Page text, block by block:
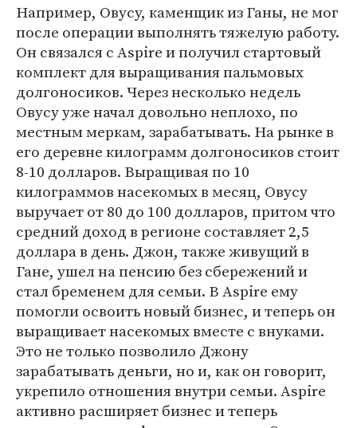
Например, Овусу, каменщик из Ганы, не мог
после операции выполнять тяжелую работу.
Он связался с Aspire и получил стартовый
комплект для выращивания пальмовых
долгоносиков. Через несколько недель
Овусу уже начал довольно неплохо, по
местным меркам, зарабатывать. На рынке в
его деревне килограмм долгоносиков стоит
8-10 долларов. Выращивая по 10
килограммов насекомых в месяц, Овусу
выручает от 80 до 100 долларов, притом что
средний доход в регионе составляет 2,5
доллара в день. Джон, также живущий в
Гане, ушел на пенсию без сбережений и
стал бременем для семьи. В Aspire ему
помогли освоить новый бизнес, и теперь он
выращивает насекомых вместе с внуками.
Это не только позволило Джону
зарабатывать деньги, но и, как он говорит,
укрепило отношения внутри семьи. Aspire
активно расширяет бизнес и теперь